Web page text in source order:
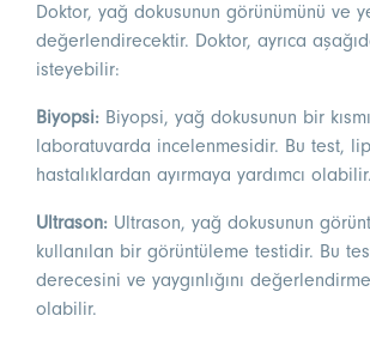
Doktor, yağ dokusunun görünümünü ve
değerlendirecektir. Doktor, ayrıca
isteyebilir:
Biyopsi: Biyopsi, yağ dokusunun bir
laboratuvarda incelenmesidir. Bu test,
hastalıklardan ayırmaya yardımcı olabilir.
Ultrason: Ultrason, yağ dokusunun
kullanılan bir görüntüleme testidir. Bu
derecesini ve yaygınlığını
olabilir.